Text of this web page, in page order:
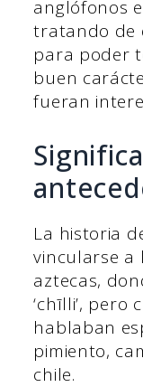
anglófonos
tratando de
para poder
buen
fueran
La historia
vincularse a
aztecas,
‘chīlli’, pero
hablaban
pimiento,
chile.